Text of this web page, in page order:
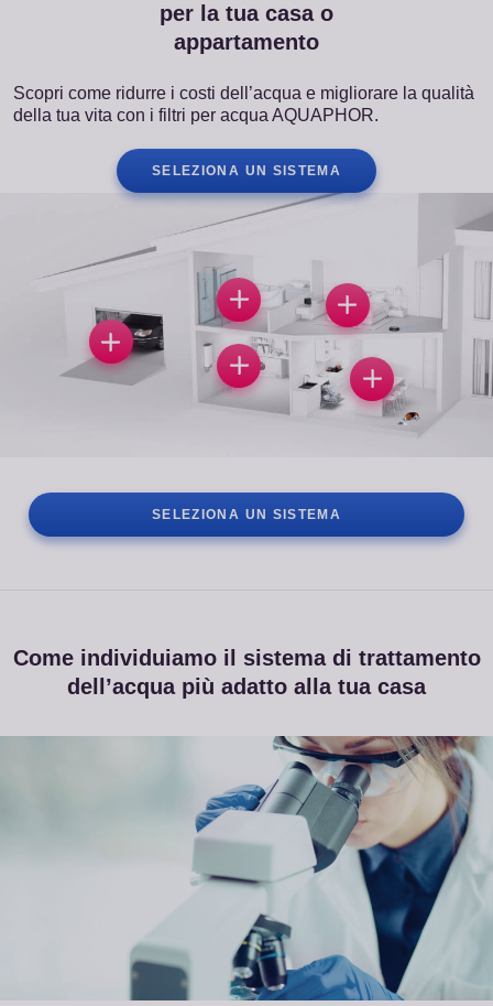
per la tua casa o
appartamento
Scopri come ridurre i costi dell’acqua e migliorare la qualità
della tua vita con i filtri per acqua AQUAPHOR.
SELEZIONA UN SISTEMA
SELEZIONA UN SISTEMA
Come individuiamo il sistema di trattamento
dell’acqua più adatto alla tua casa